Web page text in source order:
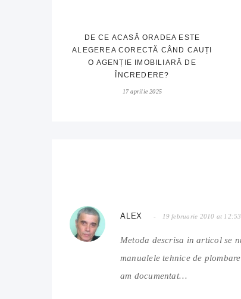
DE CE ACASĂ ORADEA ESTE
ALEGEREA CORECTĂ CÂND CAUȚI
O AGENȚIE IMOBILIARĂ DE
ÎNCREDERE?
17 aprilie 2025
ALEX 19 februarie 2010 at
Metoda descrisa in articol se
manualele tehnice de
am documentat…